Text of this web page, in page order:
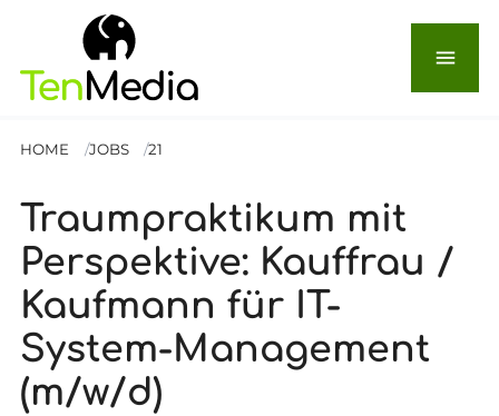
menu
HOME JOBS 21
Traumpraktikum mit
Perspektive: Kauffrau /
Kaufmann für IT-
System-Management
(m/w/d)